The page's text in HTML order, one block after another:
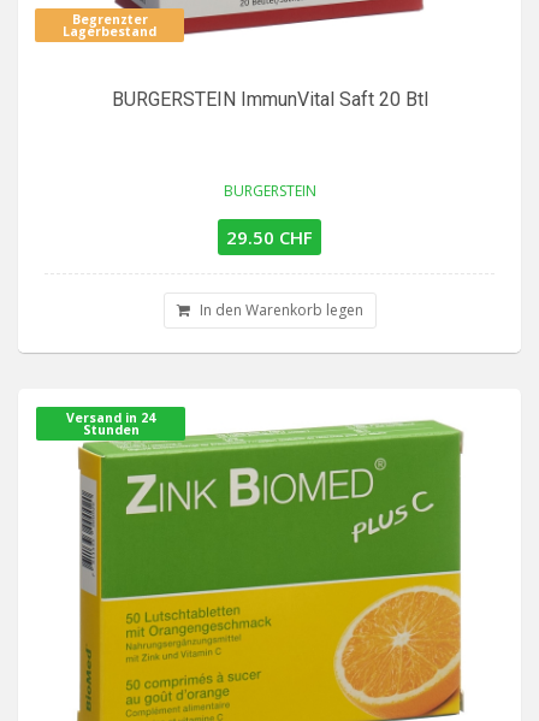
Begrenzter
Lagerbestand
BURGERSTEIN ImmunVital Saft 20 Btl
BURGERSTEIN
29.50 CHF
In den Warenkorb legen
Versand in 24
Stunden